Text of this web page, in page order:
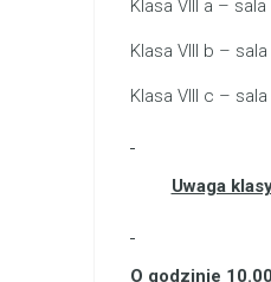
Klasa VIII a –
Klasa VIII b –
Klasa VIII c –
Uwaga
O godzinie 10.00